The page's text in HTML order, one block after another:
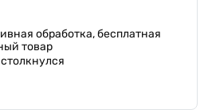
обработка, бесплатная
товар